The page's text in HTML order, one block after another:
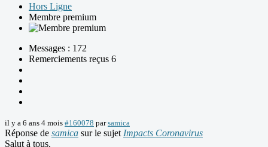
Hors Ligne
Membre premium
Messages : 172
Remerciements reçus 6
il y a 6 ans 4 mois #160078 parsamica
Réponse de samica sur le sujet Impacts Coronavirus
Salut à tous,